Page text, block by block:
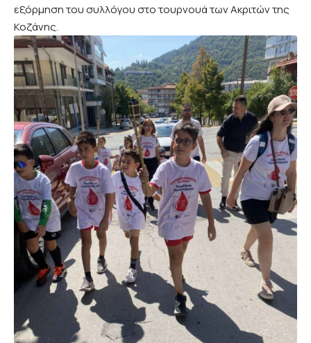
εξόρμηση του συλλόγου στο τουρνουά των Ακριτών της
Κοζάνης.